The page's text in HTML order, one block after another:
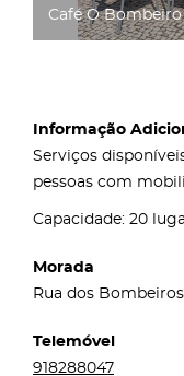
Café O Bombeiro
Informação
Serviços
pessoas com
Capacidade: 20
Morada
Rua dos
Telemóvel
918288047